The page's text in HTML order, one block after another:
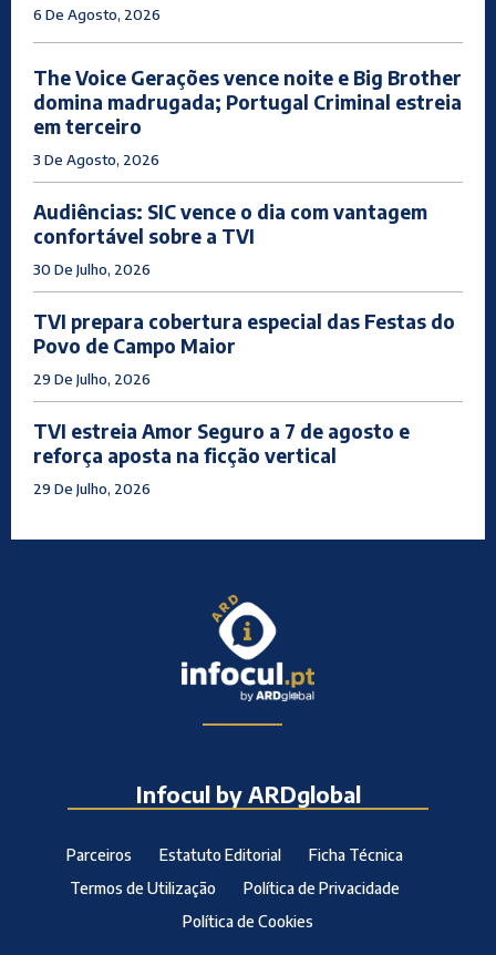
6 De Agosto, 2026
The Voice Gerações vence noite e Big Brother
domina madrugada; Portugal Criminal estreia
em terceiro
3 De Agosto, 2026
Audiências: SIC vence o dia com vantagem
confortável sobre a TVI
30 De Julho, 2026
TVI prepara cobertura especial das Festas do
Povo de Campo Maior
29 De Julho, 2026
TVI estreia Amor Seguro a 7 de agosto e
reforça aposta na ficção vertical
29 De Julho, 2026
Infocul by ARDglobal
Parceiros Estatuto Editorial
Ficha Técnica
Termos de Utilização
Política de Privacidade
Política de Cookies